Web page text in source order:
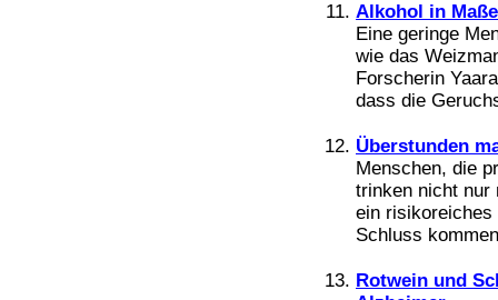
Alkohol in
Eine geringe
wie das
Forscherin
dass die
Überstunden
Menschen, die
trinken nicht nur
ein risikoreiches
Schluss
Rotwein und